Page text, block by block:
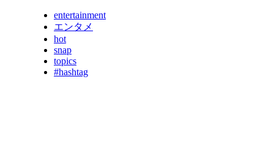
entertainment
エンタメ
hot
snap
topics
#hashtag